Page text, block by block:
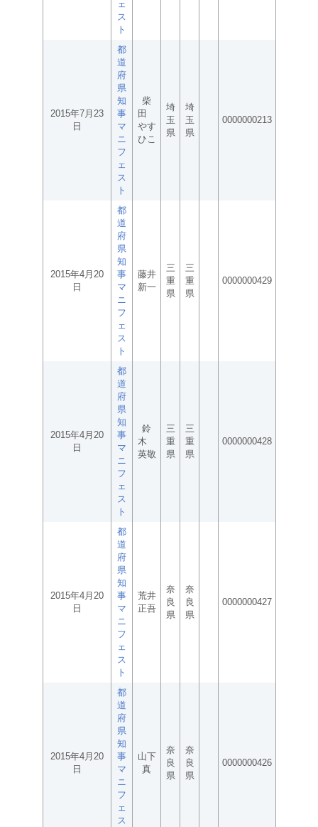
ェ
ス
ト
2015年7月23
日
都
道
府
県
知
事
マ
ニ
フ
ェ
ス
ト
柴
田
やす
ひこ
埼
玉
県
埼
玉
県
0000000213
2015年4月20
日
都
道
府
県
知
事
マ
ニ
フ
ェ
ス
ト
藤井
新一
三
重
県
三
重
県
0000000429
2015年4月20
日
都
道
府
県
知
事
マ
ニ
フ
ェ
ス
ト
鈴
木
英敬
三
重
県
三
重
県
0000000428
2015年4月20
日
都
道
府
県
知
事
マ
ニ
フ
ェ
ス
ト
荒井
正吾
奈
良
県
奈
良
県
0000000427
2015年4月20
日
都
道
府
県
知
事
マ
ニ
フ
ェ
ス
山下
真
奈
良
県
奈
良
県
0000000426